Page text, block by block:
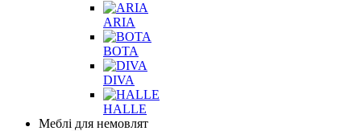
ARIA
BOTA
DIVA
HALLE
Меблі для немовлят